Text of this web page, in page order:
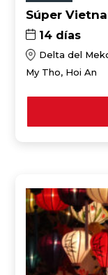
Súper
14 días
Delta del
My Tho, Hoi An